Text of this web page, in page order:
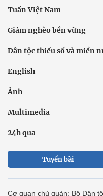
Tuần Việt Nam
Giảm nghèo bền vững
Dân tộc thiểu số và miền
English
Ảnh
Multimedia
24h qua
Tuyến bài
Cơ quan chủ quản: Bộ Dân